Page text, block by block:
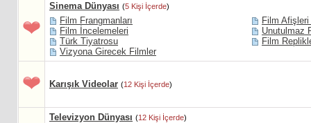
Sinema Dünyası (5 Kişi İçerde)
Film Frangmanları
Film Afişleri
Film İncelemeleri
Unutulmaz
Türk Tiyatrosu
Film
Vizyona Girecek Filmler
Karışık Videolar (12 Kişi İçerde)
Televizyon Dünyası (12 Kişi İçerde)